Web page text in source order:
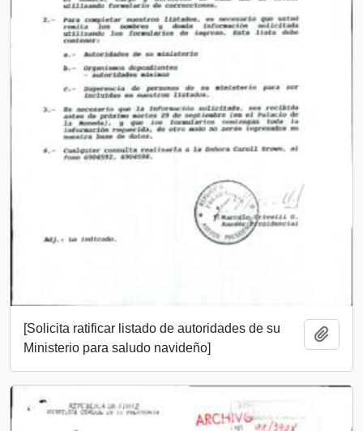
[Solicita ratificar listado de autoridades de su
Ministerio para saludo navideño]